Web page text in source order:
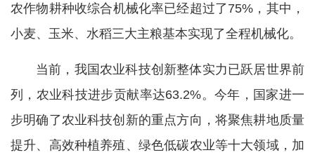
农作物耕种收综合机械化率已经超过了75%，其中，
小麦、玉米、水稻三大主粮基本实现了全程机械化。
当前，我国农业科技创新整体实力已跃居世界前
列，农业科技进步贡献率达63.2%。今年，国家进一
步明确了农业科技创新的重点方向，将聚焦耕地质量
提升、高效种植养殖、绿色低碳农业等十大领域，加